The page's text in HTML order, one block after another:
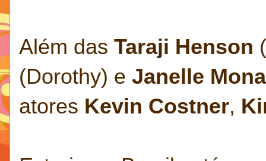
Além das Taraji Henson
(Dorothy) e Janelle
atores Kevin Costner,